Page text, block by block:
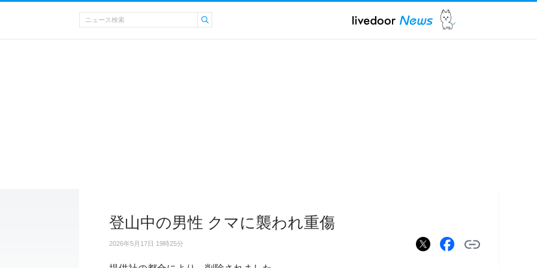
登山中の男性 クマに襲われ重傷
2026年5月17日 19時25分